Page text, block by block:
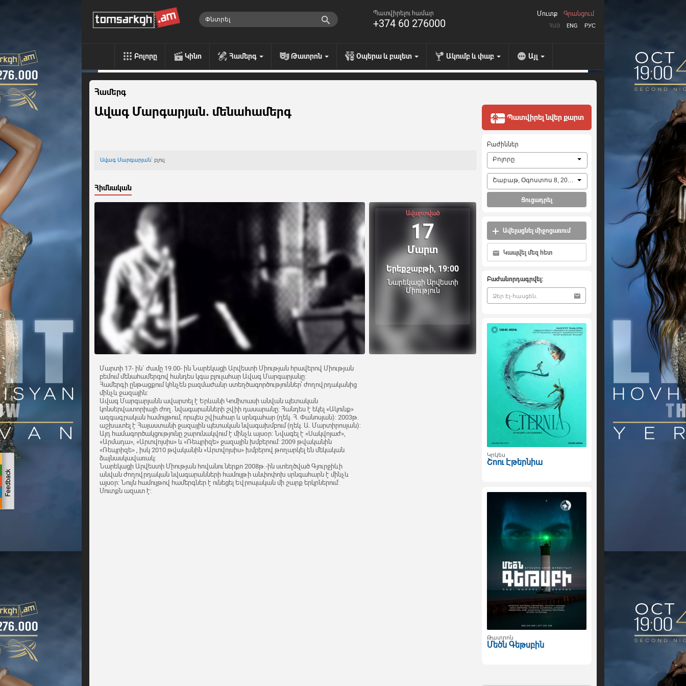
Պատվիրելու համար
+374 60 276000 ՀԱՅ ENG РУС
Մուտք Գրանցում
Բոլորը Կինո Համերգ Թատրոն Օպերա և բալետ Ակումբ և փաբ Այլ
Համերգ
Ավագ Մարգարյան. մենահամերգ
Ավագ Մարգարյան` բլուլ
Հիմնական
Ավարտված
17
Մարտ
Երեքշաբթի, 19:00
Նարեկացի Արվեստի
Միություն
Մարտի 17- ին` ժամը 19.00- ին Նարեկացի Արվեստի Միության հրավերով Միության
բեմում մենահամերգով հանդես կգա բլուլահար Ավագ Մարգարյանը:
Համերգի ընթացքում կհնչեն բազմաժանր ստեղծագործություններ՝ ժողովրդականից
մինչև ջազային:
Ավագ Մարգարյանն ավարտել է Երևանի Կոմիտասի անվան պետական
կոնսերվատորիայի ժող. նվագարանների շվիի դասարանը: Հանդես է եկել «Ակունք»
ազգագրական համույթում, որպես շվիահար և սրնգահար (ղեկ. Հ. Փանոսյան): 2003թ.
աշխատել է Հայաստանի ջազային պետական նվագախմբում (ղեկ. Ա. Մարտիրոսյան):
Այդ համագործակցությունը շարունակվում է մինչև այսօր: Նվագել է «Սակվոյաժ»,
«Արմադա», «Արտվոյսիս» և «Ռեպրիզե» ջազային խմբերում: 2009 թվականին
«Ռեպրիզե» , իսկ 2010 թվականին «Արտվոյսիս» խմբերով թողարկել են մեկական
ձայնասկավառակ:
Նարեկացի Արվեստի Միության հովանու ներքո 2008թ.-ին ստեղծված Գյուրջիևի
անվան ժողովրդական նվագարանների համույթի անփոփոխ սրնգահարն է մինչև
այսօր: Նույն համույթով համերգներ է ունեցել Եվրոպական մի շարք երկրներում:
Մուտքն ազատ է:
Պատվիրել նվեր քարտ
Բաժիններ
Բոլորը
Շաբաթ, Օգոստոս 8, 2026
Ցուցադրել
Ավելացնել միջոցառում
Կապվել մեզ հետ
Բաժանորդագրվել:
Կրկես
Շոու Էթերնիա
Թատրոն
Մեծն Գեթսբին